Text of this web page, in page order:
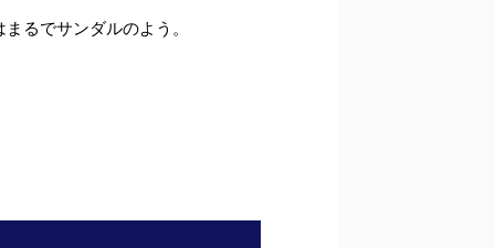
るでサンダルのよう。